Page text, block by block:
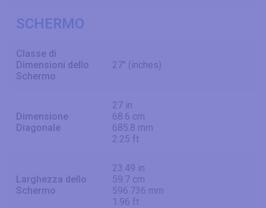
SCHERMO
Classe di
Dimensioni dello
Schermo
27" (inches)
Dimensione
Diagonale
27 in
68.6 cm
685.8 mm
2.25 ft
Larghezza dello
Schermo
23.49 in
59.7 cm
596.736 mm
1.96 ft